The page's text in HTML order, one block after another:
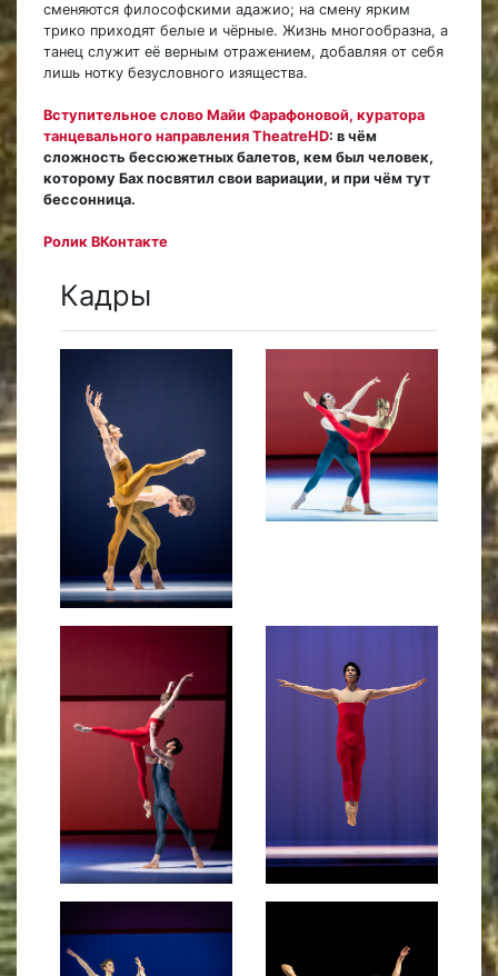
сменяются философскими адажио; на смену ярким
трико приходят белые и чёрные. Жизнь многообразна, а
танец служит её верным отражением, добавляя от себя
лишь нотку безусловного изящества.
Вступительное слово Майи Фарафоновой, куратора
танцевального направления TheatreHD: в чём
сложность бессюжетных балетов, кем был человек,
которому Бах посвятил свои вариации, и при чём тут
бессонница.
Ролик ВКонтакте
Кадры